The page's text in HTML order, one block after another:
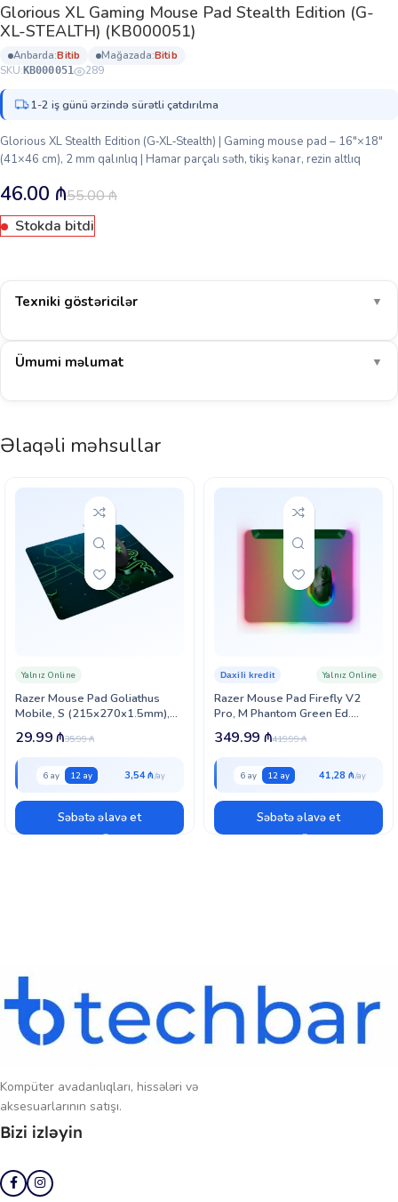
Glorious XL Gaming Mouse Pad Stealth Edition (G-
XL-STEALTH) (KB000051)
anbarda: bi̇ti̇b mağazada: bi̇ti̇b
SKU: KB000051 289
1-2 iş günü ərzində sürətli çatdırılma
Glorious XL Stealth Edition (G‑XL‑Stealth) | Gaming mouse pad – 16″×18″
(41×46 cm), 2 mm qalınlıq | Hamar parçalı səth, tikiş kənar, rezin altlıq
55.00₼
46.00 ₼
Stokda bitdi
Texniki göstəricilər ▼
Ümumi məlumat ▼
Əlaqəli məhsullar
Razer Mouse Pad Goliathus
Mobile, S (215x270x1.5mm),
black-green (RZ02-01820200-
R3M1)
Yalnız Online
35.99₼
29.99₼
6 ay 12 ay 3,54 ₼
Səbətə əlavə et
Razer Mouse Pad Firefly V2
Pro, M Phantom Green Ed.
(RZ02-04920300-R3M1)
Daxili kredit Yalnız Online
419.99₼
349.99 ₼
6 ay 12 ay 41,28 ₼
Səbətə əlavə et
Kompüter avadanlıqları, hissələri və
aksesuarlarının satışı.
Bizi izləyin